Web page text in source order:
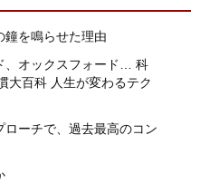
鐘を鳴らせた理由
、オックスフォード… 科
大百科 人生が変わるテク
ーチで、過去最高のコン